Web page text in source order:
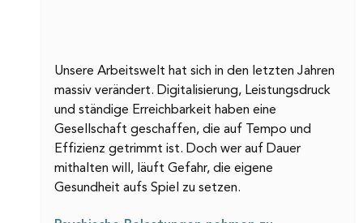
Unsere Arbeitswelt hat sich in den letzten Jahren
massiv verändert. Digitalisierung, Leistungsdruck
und ständige Erreichbarkeit haben eine
Gesellschaft geschaffen, die auf Tempo und
Effizienz getrimmt ist. Doch wer auf Dauer
mithalten will, läuft Gefahr, die eigene
Gesundheit aufs Spiel zu setzen.